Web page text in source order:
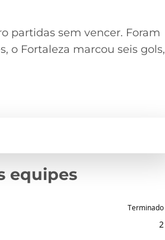
partidas sem vencer. Foram
o Fortaleza marcou seis gols,
equipes
Terminado
2